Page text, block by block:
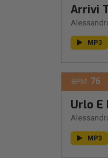
Arrivi
MP3
BPM: 76
Urlo E
MP3